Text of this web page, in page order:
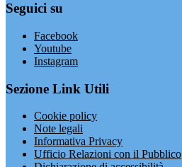
Seguici su
Facebook
Youtube
Instagram
Sezione Link Utili
Cookie policy
Note legali
Informativa Privacy
Ufficio Relazioni con il Pubblico